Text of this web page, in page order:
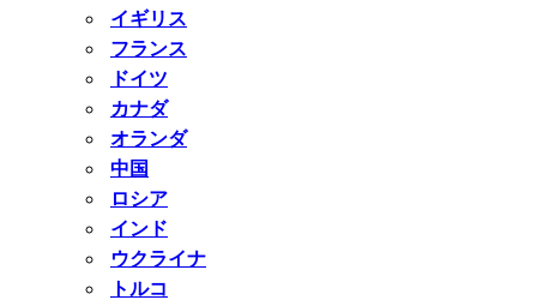
イギリス
フランス
ドイツ
カナダ
オランダ
中国
ロシア
インド
ウクライナ
トルコ